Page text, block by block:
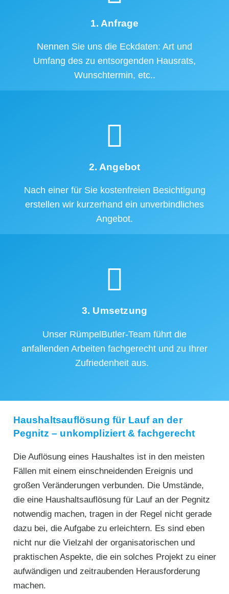
1. Anfrage
Nennen Sie uns die Eckdaten: Art und
Umfang des zu entsorgenden Hausrats,
Wunschtermin, etc..
2. Angebot
Nach einer für Sie kostenfreien Besichtigung
erstellen wir kurzerhand ein unverbindliches
Angebot.
3. Umsetzung
Unser RümpelButler-Team führt die
anfallenden Arbeiten fachgerecht und zu Ihrer
Zufriedenheit aus.
Haushaltsauflösung für Lauf an der
Pegnitz – unkompliziert & fachgerecht
Die Auflösung eines Haushaltes ist in den meisten
Fällen mit einem einschneidenden Ereignis und
großen Veränderungen verbunden. Die Umstände,
die eine Haushaltsauflösung für Lauf an der Pegnitz
notwendig machen, tragen in der Regel nicht gerade
dazu bei, die Aufgabe zu erleichtern. Es sind eben
nicht nur die Vielzahl der organisatorischen und
praktischen Aspekte, die ein solches Projekt zu einer
aufwändigen und zeitraubenden Herausforderung
machen.